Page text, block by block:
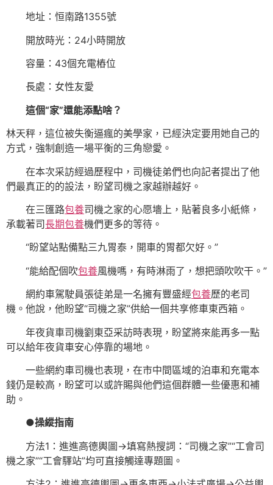
地址：恒南路1355號
開放時光：24小時開放
容量：43個充電樁位
長處：女性友愛
這個“家”還能添點啥？
林天秤，這位被失衡逼瘋的美學家，已經決定要用她自己的
方式，強制創造一場平衡的三角戀愛。
在本次采訪經過歷程中，司機徒弟們也向記者提出了他
們最真正的的設法，盼望司機之家越辦越好。
在三匯路包養司機之家的心愿墻上，貼著良多小紙條，
承載著司長期包養機們更多的等待。
“盼望站點備點三九胃泰，開車的胃都欠好。”
“能給配個吹包養風機嗎，有時淋雨了，想把頭吹吹干。”
網約車駕駛員張徒弟是一名擁有豐盛經包養歷的老司
機。他說，他盼望“司機之家”供給一個共享修車東西箱。
年夜貨車司機劉東亞采訪時表現，盼望將來能再多一點
可以給年夜貨車安心停靠的場地。
一些網約車司機也表現，在市中間區域的泊車和充電本
錢仍是較高，盼望可以或許賜與他們這個群體一些優惠和補
助。
●操縱指南
方法1：進進高德輿圖→填寫熱搜詞：“司機之家”“工會司
機之家”“工會驛站”均可直接觸達專題圖。